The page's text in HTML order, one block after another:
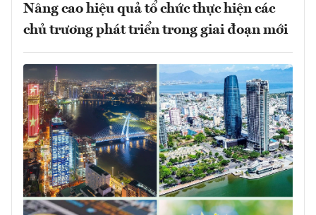
Nâng cao hiệu quả tổ chức thực hiện các
chủ trương phát triển trong giai đoạn mới